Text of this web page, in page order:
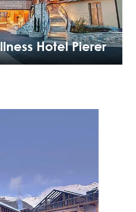
Hotel Pierer